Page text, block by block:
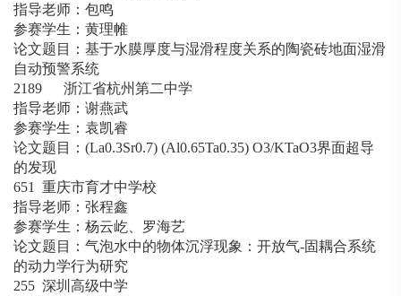
指导老师：包鸣
参赛学生：黄理帷
论文题目：基于水膜厚度与湿滑程度关系的陶瓷砖地面湿滑
自动预警系统
2189 浙江省杭州第二中学
指导老师：谢燕武
参赛学生：袁凯睿
论文题目：(La0.3Sr0.7) (Al0.65Ta0.35) O3/KTaO3界面超导
的发现
651 重庆市育才中学校
指导老师：张程鑫
参赛学生：杨云屹、罗海艺
论文题目：气泡水中的物体沉浮现象：开放气-固耦合系统
的动力学行为研究
255 深圳高级中学